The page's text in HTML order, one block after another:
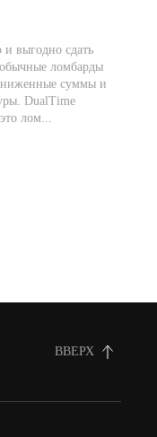
выгодно сдать
ломбарды
суммы и
DualTime
лом...
ВВЕРХ